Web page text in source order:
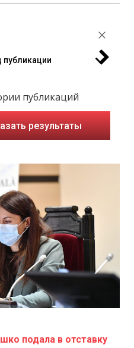
публикации
публикаций
результаты
подала в отставку